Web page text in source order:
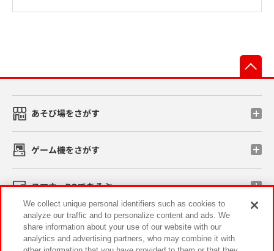
あそび場をさがす
ゲーム機をさがす
スマホ・PCであそぶ
イベント・キャンペーン
We collect unique personal identifiers such as cookies to
analyze our traffic and to personalize content and ads. We
share information about your use of our website with our
analytics and advertising partners, who may combine it with